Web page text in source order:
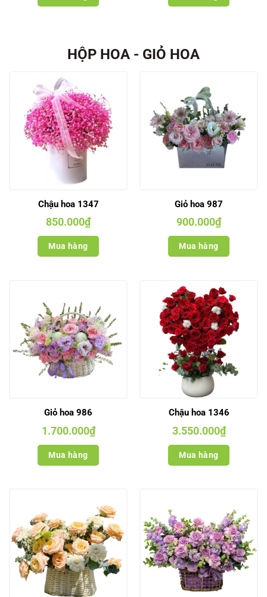
HỘP HOA - GIỎ HOA
Chậu hoa 1347
850.000₫
Mua hàng
Giỏ hoa 987
900.000₫
Mua hàng
Giỏ hoa 986
1.700.000₫
Mua hàng
Chậu hoa 1346
3.550.000₫
Mua hàng